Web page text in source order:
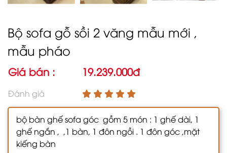
Bộ sofa gỗ sồi 2 văng mẫu mới ,
mẫu pháo
Giá bán : 19.239.000đ
Đánh giá
bộ bàn ghế sofa góc gồm 5 món : 1 ghế dài, 1
ghế ngắn , ,1 bàn, 1 đôn ngồi . 1 đôn góc ,mặt
kiếng bàn